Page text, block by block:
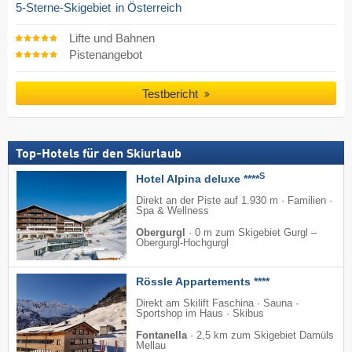
5-Sterne-Skigebiet in Österreich
Lifte und Bahnen
Pistenangebot
Testbericht
Top-Hotels für den Skiurlaub
Hotel Alpina deluxe ****S
Direkt an der Piste auf 1.930 m · Familien ·
Spa & Wellness
Obergurgl
· 0 m zum Skigebiet Gurgl –
Obergurgl-Hochgurgl
Rössle Appartements ****
Direkt am Skilift Faschina · Sauna ·
Sportshop im Haus · Skibus
Fontanella · 2,5 km zum Skigebiet Damüls
Mellau